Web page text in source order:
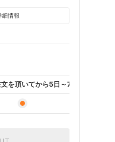
細情報
を頂いてから5日～7日程度の出荷